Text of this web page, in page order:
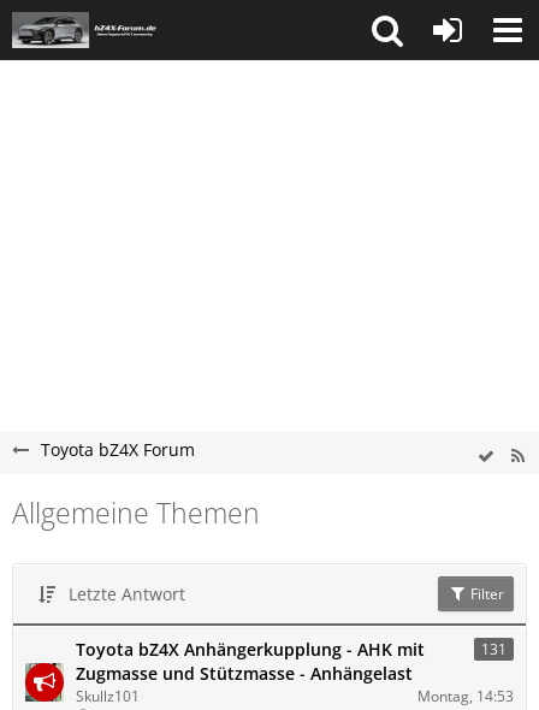
Toyota bZ4X Forum
Allgemeine Themen
Letzte Antwort Filter
Toyota bZ4X Anhängerkupplung - AHK mit
Zugmasse und Stützmasse - Anhängelast
131
Skullz101 Montag, 14:53